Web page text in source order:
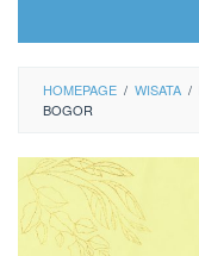
HOMEPAGE / WISATA /
BOGOR